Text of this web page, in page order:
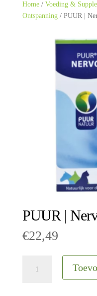
Home/ Voeding &
Ontspanning/ PUUR |
PUUR |
€22,49